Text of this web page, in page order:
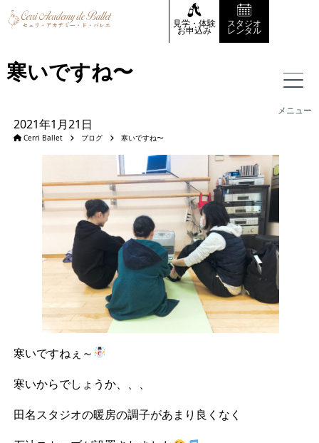
見学・体験
お申込み
スタジオ
レンタル
メニュー
寒いですね〜
2021年1月21日
Cerri Ballet ブログ 寒いですね〜
寒いですねぇ～
寒いからでしょうか、、、
田名スタジオの暖房の調子があまり良くなく